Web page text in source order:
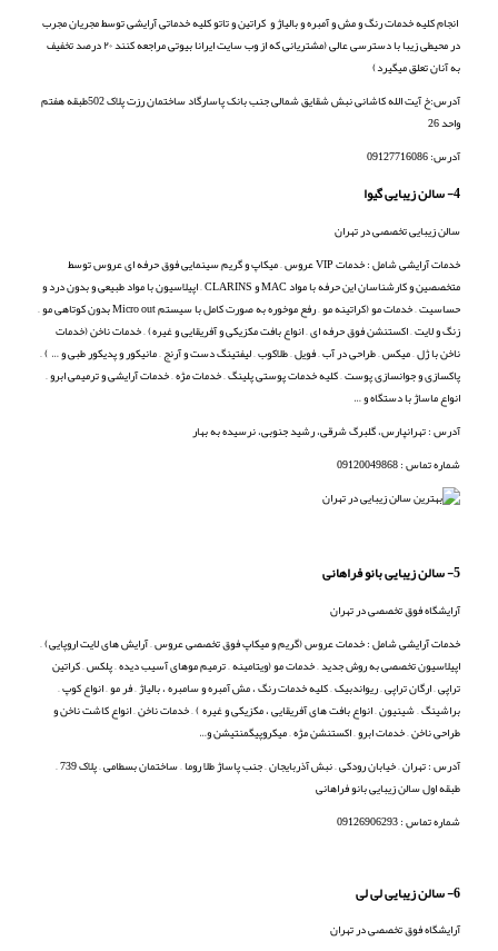
انجام کلیه خدماترنگ و مش و آمبره و بالیاژ و کراتین و تاتو کلیه خدماتی آرایشی توسط مجریان مجرب
در محیطی زیبا با دسترسی عالی (مشتریانی که از وب سایت ایرانا بیوتی مراجعه کنند ۲۰ درصد تخفیف
به آنان تعلق میگیرد)
آدرس:‌خ آیت الله کاشانی نبش شقایق شمالی جنب بانک پاسارگاد ساختمان رزت پلاک502
طبقه هفتم
واحد26
آدرس: 09127716086
4- سالن زیبایی گیوا
سالن زیبایی تخصصی در تهران
خدمات آرایشی شامل : خدمات VIP عروس – میکاپ و گریم سینمایی فوق حرفه ای عروس توسط
متخصصین و کارشناسان این حرفه با مواد MAC و CLARINS – اپیلاسیون با مواد طبیعی و بدون درد و
حساسیت – خدمات مو (کراتینه مو – رفع موخوره به صورت کامل با سیستم Micro out بدون کوتاهی مو –
زنگ و لایت – اکستنشن فوق حرفه ای – انواع بافت مکزیکی و آفریقایی و غیره) – خدمات ناخن (خدمات
ناخن با ژل – میکس – طراحی در آب – فویل – طلاکوب – لیفتینگ دست و آرنج – مانیکور و پدیکور طبی و … ) –
پاکسازی و جوانسازی پوست – کلیه خدمات پوستی پلینگ – خدمات مژه – خدمات آرایشی و ترمیمی ابرو –
انواع ماساژ با دستگاه و …
آدرس : تهرانپارس، گلبرگ شرقی، رشید جنوبی، نرسیده به بهار
شماره تماس :‌ 09120049868
5- سالن زیبایی بانو فراهانی
آرایشگاه فوق تخصصی در تهران
خدمات آرایشی شامل : خدمات عروس (گریم و میکاپ فوق تخصصی عروس – آرایش های لایت اروپایی) –
اپیلاسیون تخصصی به روش جدید – خدمات مو (ویتامینه – ترمیم موهای آسیب دیده – پلکس – کراتین
تراپی – ارگان تراپی – ریواندبیک – کلیه خدمات رنگ ، مش آمبره و سامبره ، بالیاژ – فر مو – انواع کوپ –
براشینگ – شینیون – انواع بافت های آفریقایی ، مکزیکی و غیره ) – خدمات ناخن – انواع کاشت ناخن و
طراحی ناخن – خدمات ابرو – اکستنشن مژه – میکروپیگمنتیشن و…
آدرس : تهران – خیابان رودکی – نبش آذربایجان – جنب پاساژ طلا روما – ساختمان بسطامی – پلاک 739 –
طبقه اول سالن زیبایی بانو فراهانی
شماره تماس : 09126906293
6- سالن زیبایی لی لی
آرایشگاه فوق تخصصی در تهران